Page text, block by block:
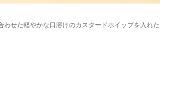
わせた軽やかな口溶けのカスタードホイップを入れた